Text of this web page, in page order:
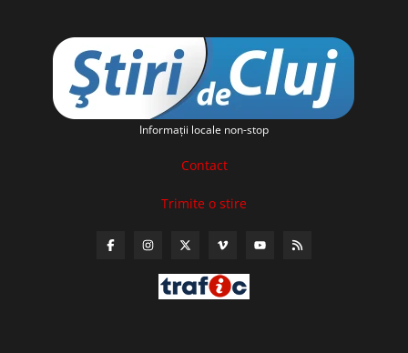
Informaţii locale non-stop
Contact
Trimite o stire